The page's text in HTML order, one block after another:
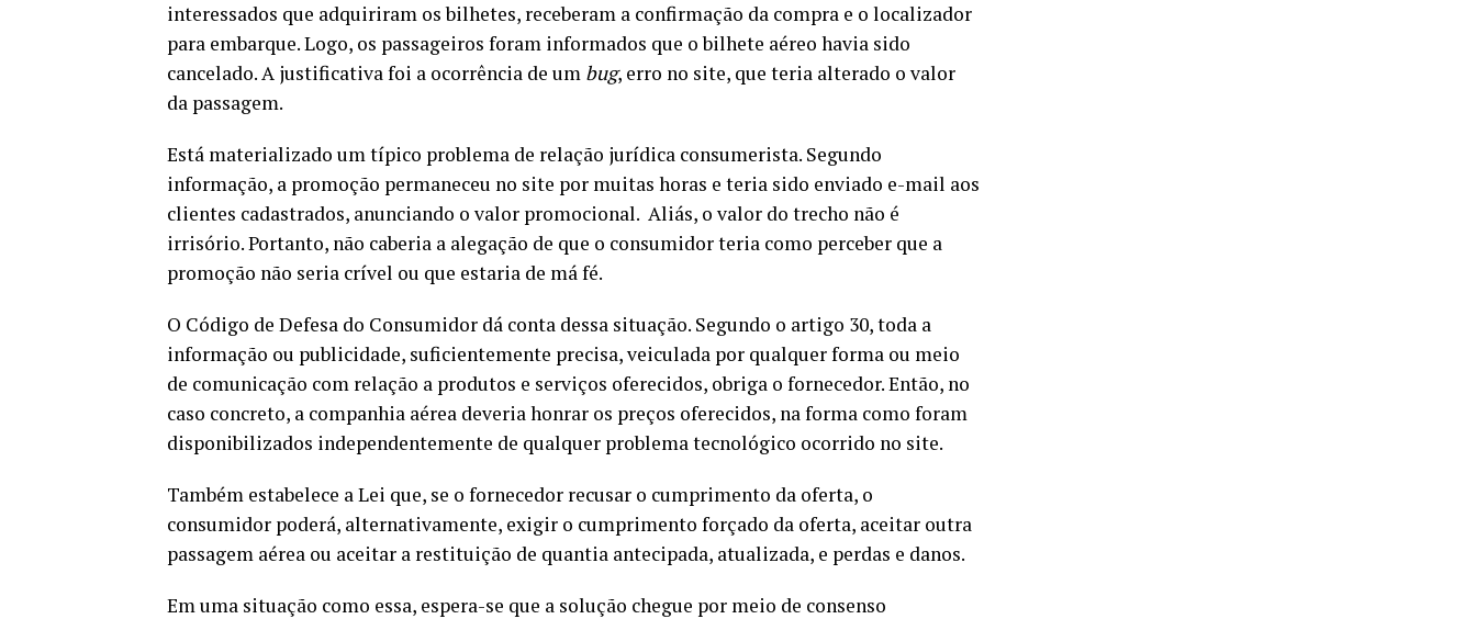
interessados que adquiriram os bilhetes, receberam a confirmação da compra e o localizador
para embarque. Logo, os passageiros foram informados que o bilhete aéreo havia sido
cancelado. A justificativa foi a ocorrência de um bug, erro no site, que teria alterado o valor
da passagem.
Está materializado um típico problema de relação jurídica consumerista. Segundo
informação, a promoção permaneceu no site por muitas horas e teria sido enviado e-mail aos
clientes cadastrados, anunciando o valor promocional. Aliás, o valor do trecho não é
irrisório. Portanto, não caberia a alegação de que o consumidor teria como perceber que a
promoção não seria crível ou que estaria de má fé.
O Código de Defesa do Consumidor dá conta dessa situação. Segundo o artigo 30, toda a
informação ou publicidade, suficientemente precisa, veiculada por qualquer forma ou meio
de comunicação com relação a produtos e serviços oferecidos, obriga o fornecedor. Então, no
caso concreto, a companhia aérea deveria honrar os preços oferecidos, na forma como foram
disponibilizados independentemente de qualquer problema tecnológico ocorrido no site.
Também estabelece a Lei que, se o fornecedor recusar o cumprimento da oferta, o
consumidor poderá, alternativamente, exigir o cumprimento forçado da oferta, aceitar outra
passagem aérea ou aceitar a restituição de quantia antecipada, atualizada, e perdas e danos.
Em uma situação como essa, espera-se que a solução chegue por meio de consenso